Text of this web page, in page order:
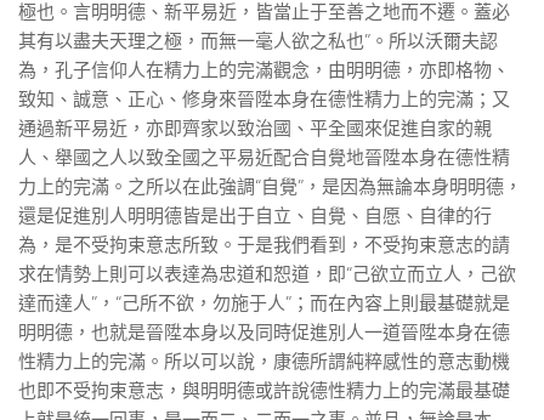
極也。言明明德、新平易近，皆當止于至善之地而不遷。蓋必
其有以盡夫天理之極，而無一毫人欲之私也”。所以沃爾夫認
為，孔子信仰人在精力上的完滿觀念，由明明德，亦即格物、
致知、誠意、正心、修身來晉陞本身在德性精力上的完滿；又
通過新平易近，亦即齊家以致治國、平全國來促進自家的親
人、舉國之人以致全國之平易近配合自覺地晉陞本身在德性精
力上的完滿。之所以在此強調“自覺”，是因為無論本身明明德，
還是促進別人明明德皆是出于自立、自覺、自愿、自律的行
為，是不受拘束意志所致。于是我們看到，不受拘束意志的請
求在情勢上則可以表達為忠道和恕道，即“己欲立而立人，己欲
達而達人”，“己所不欲，勿施于人”；而在內容上則最基礎就是
明明德，也就是晉陞本身以及同時促進別人一道晉陞本身在德
性精力上的完滿。所以可以說，康德所謂純粹感性的意志動機
也即不受拘束意志，與明明德或許說德性精力上的完滿最基礎